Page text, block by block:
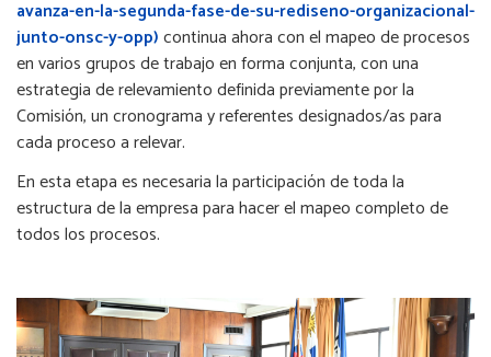
avanza-en-la-segunda-fase-de-su-rediseno-organizacional-
junto-onsc-y-opp)continua ahora con el mapeo de procesos
en varios grupos de trabajo en forma conjunta, con una
estrategia de relevamiento definida previamente por la
Comisión, un cronograma y referentes designados/as para
cada proceso a relevar.
En esta etapa es necesaria la participación de toda la
estructura de la empresa para hacer el mapeo completo de
todos los procesos.